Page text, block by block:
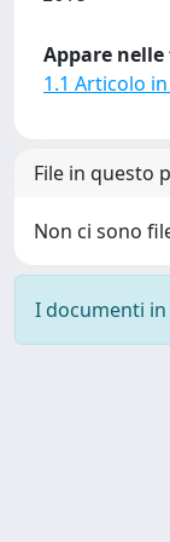
Appare
1.1 Articolo
File in questo
Non ci sono
I documenti